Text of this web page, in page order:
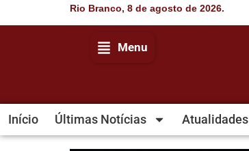
Rio Branco, 8 de agosto de 2026.
Menu
Início Últimas Notícias Atualidades